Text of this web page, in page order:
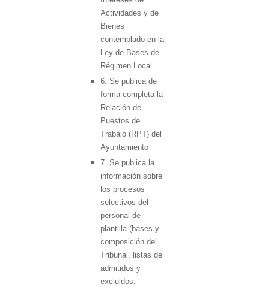
Actividades y de
Bienes
contemplado en la
Ley de Bases de
Régimen Local
6. Se publica de
forma completa la
Relación de
Puestos de
Trabajo (RPT) del
Ayuntamiento
7. Se publica la
información sobre
los procesos
selectivos del
personal de
plantilla (bases y
composición del
Tribunal, listas de
admitidos y
excluidos,